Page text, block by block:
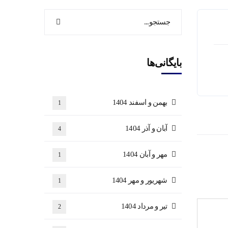
بایگانی‌ها
بهمن و اسفند 1404 1
آبان و آذر 1404 4
مهر و آبان 1404 1
شهریور و مهر 1404 1
تیر و مرداد 1404 2